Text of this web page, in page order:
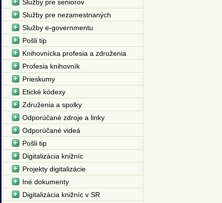
Služby pre seniorov
Služby pre nezamestnaných
Služby e-governmentu
Pošli tip
Knihovnícka profesia a združenia
Profesia knihovník
Prieskumy
Etické kódexy
Združenia a spolky
Odporúčané zdroje a linky
Odporúčané videá
Pošli tip
Digitalizácia knižníc
Projekty digitalizácie
Iné dokumenty
Digitalizácia knižníc v SR